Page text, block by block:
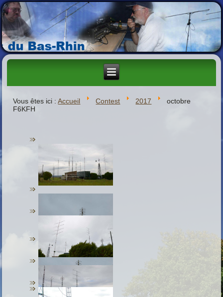
Vous êtes ici :Accueil Contest 2017
octobre
F6KFH